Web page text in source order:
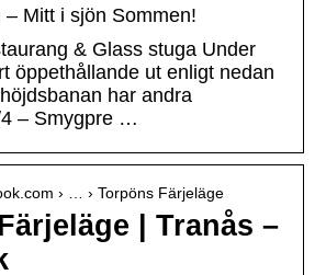
– Mitt i sjön Sommen!
& Glass stuga Under
öppethållande ut enligt nedan
har andra
– Smygpre …
› … › Torpöns Färjeläge
| Tranås –